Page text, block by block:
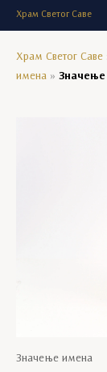
Храм Светог Саве
Храм Светог Саве
имена »
Значење имена